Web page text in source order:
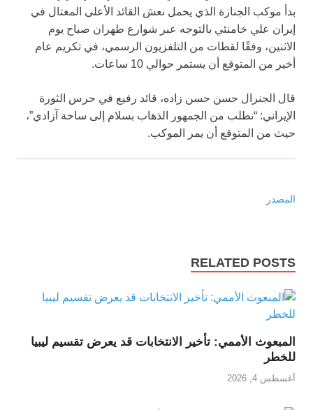
بدأ موكب الجنازة الذي يحمل نعش القائد الأعلى المغتال في
إيران علي خامنئي بالتوجه عبر شوارع طهران صباح يوم
الاثنين، وفقًا لقطات من التلفزيون الرسمي، في تكريم عام
أخير من المتوقع أن يستمر حوالي 10 ساعات.
قال الجنرال حسن حسن زاده، قائد رفيع في حرس الثورة
الإيراني: “نطلب من الجمهور الذهاب بسلام إلى ساحة آزادي”،
حيث من المتوقع أن يمر الموكب.
المصدر
RELATED POSTS
المبعوث الأممي: تأخير الانتخابات قد يعرض تقسيم ليبيا
للخطر
أغسطس 4, 2026